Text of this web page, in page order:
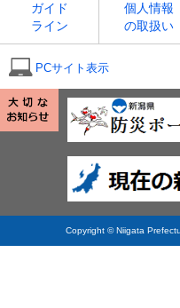
ガイド
ライン
個人情報
の取扱い
PCサイト表示
Copyright © Niigata